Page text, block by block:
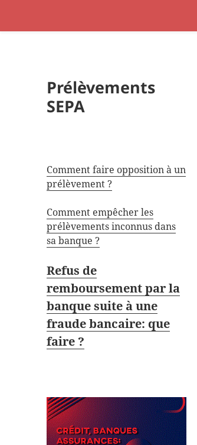
Prélèvements
SEPA
Comment faire opposition à un
prélèvement ?
Comment empêcher les
prélèvements inconnus dans
sa banque ?
Refus de
remboursement par la
banque suite à une
fraude bancaire: que
faire ?